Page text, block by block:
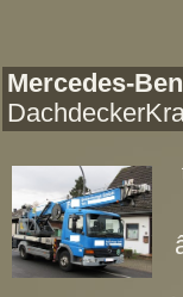
Mercedes-